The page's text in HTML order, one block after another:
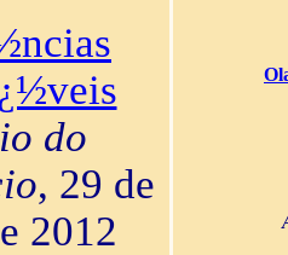
do
, 29 de
2012